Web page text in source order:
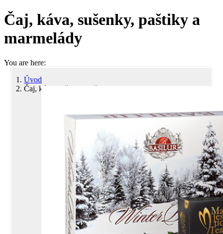
Čaj, káva, sušenky, paštiky a
marmelády
You are here:
Úvod
Čaj, káva, sušenky, paštiky a…